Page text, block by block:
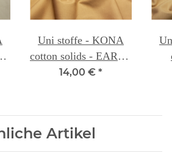
Uni stoffe - KONA
cotton solids - EARTH
127A
14,00 € *
Artikel